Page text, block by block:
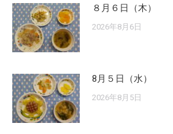
８月６日（木）
2026年8月6日
8月５日（水）
2026年8月5日